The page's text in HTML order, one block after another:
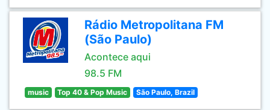
Rádio Metropolitana FM
(São Paulo)
Acontece aqui
98.5 FM
music Top 40 & Pop Music São Paulo, Brazil